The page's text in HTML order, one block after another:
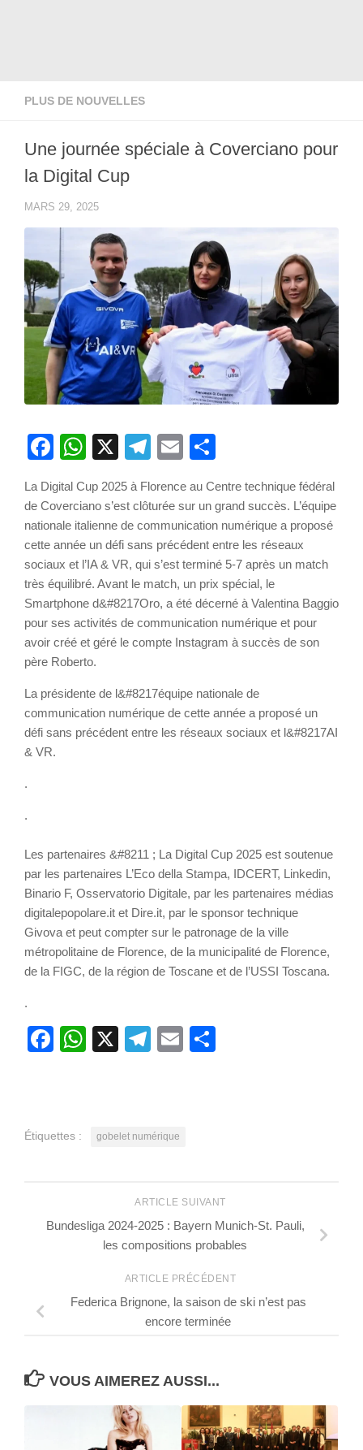
PLUS DE NOUVELLES
Une journée spéciale à Coverciano pour
la Digital Cup
MARS 29, 2025
Facebook
WhatsApp
X Telegram
Email
La Digital Cup 2025 à Florence au Centre technique fédéral
de Coverciano s’est clôturée sur un grand succès. L’équipe
nationale italienne de communication numérique a proposé
cette année un défi sans précédent entre les réseaux
sociaux et l’IA & VR, qui s’est terminé 5-7 après un match
très équilibré. Avant le match, un prix spécial, le
Smartphone d&#8217Oro, a été décerné à Valentina Baggio
pour ses activités de communication numérique et pour
avoir créé et géré le compte Instagram à succès de son
père Roberto.
La présidente de l&#8217équipe nationale de
communication numérique de cette année a proposé un
défi sans précédent entre les réseaux sociaux et l&#8217AI
& VR.
.
.
Les partenaires &#8211 ; La Digital Cup 2025 est soutenue
par les partenaires L’Eco della Stampa, IDCERT, Linkedin,
Binario F, Osservatorio Digitale, par les partenaires médias
digitalepopolare.it et Dire.it, par le sponsor technique
Givova et peut compter sur le patronage de la ville
métropolitaine de Florence, de la municipalité de Florence,
de la FIGC, de la région de Toscane et de l’USSI Toscana.
.
Facebook
WhatsApp
X Telegram
Email
Étiquettes : gobelet numérique
ARTICLE SUIVANT
Bundesliga 2024-2025 : Bayern Munich-St. Pauli,
les compositions probables
ARTICLE PRÉCÉDENT
Federica Brignone, la saison de ski n’est pas
encore terminée
VOUS AIMEREZ AUSSI...